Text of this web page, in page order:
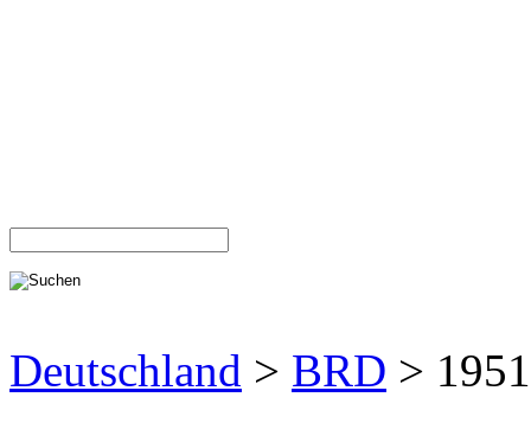
Deutschland > BRD >